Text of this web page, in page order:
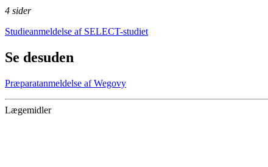
4 sider
Studieanmeldelse af SELECT-studiet
Se desuden
Præparatanmeldelse af Wegovy
Lægemidler